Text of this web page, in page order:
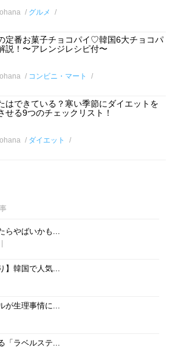
グルメ
定番お菓子チョコパイ♡韓国6大チョコパ
説！〜アレンジレシピ付〜
コンビニ・マート
はできている？寒い季節にダイエットを
せる9つのチェックリスト！
ダイエット
らやばいかも...
|
】韓国で人気...
が生理事情に...
「ラベルステ...